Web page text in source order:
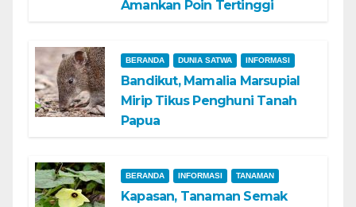
Amankan Poin Tertinggi
BERANDA DUNIA SATWA INFORMASI
Bandikut, Mamalia Marsupial
Mirip Tikus Penghuni Tanah
Papua
BERANDA INFORMASI TANAMAN
Kapasan, Tanaman Semak